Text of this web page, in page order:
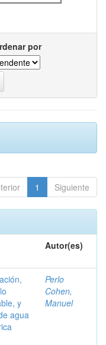
por
1 Siguiente
Autor(es)
y
agua
Perlo
Cohen,
Manuel